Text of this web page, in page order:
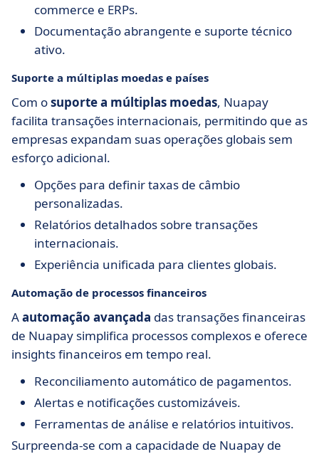
commerce e ERPs.
Documentação abrangente e suporte técnico
ativo.
Suporte a múltiplas moedas e países
Com osuporte a múltiplas moedas, Nuapay
facilita transações internacionais, permitindo que as
empresas expandam suas operações globais sem
esforço adicional.
Opções para definir taxas de câmbio
personalizadas.
Relatórios detalhados sobre transações
internacionais.
Experiência unificada para clientes globais.
Automação de processos financeiros
Aautomação avançada das transações financeiras
de Nuapay simplifica processos complexos e oferece
insights financeiros em tempo real.
Reconciliamento automático de pagamentos.
Alertas e notificações customizáveis.
Ferramentas de análise e relatórios intuitivos.
Surpreenda-se com a capacidade de Nuapay de